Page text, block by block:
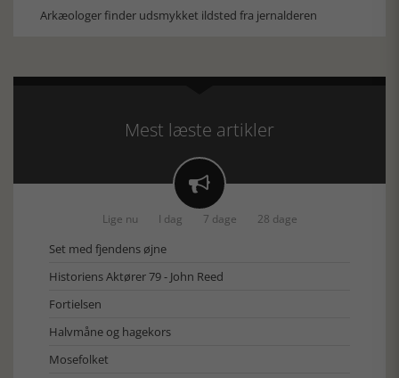
Arkæologer finder udsmykket ildsted fra jernalderen
Mest læste artikler

Lige nu I dag 7 dage 28 dage
Set med fjendens øjne
Historiens Aktører 79 - John Reed
Fortielsen
Halvmåne og hagekors
Mosefolket